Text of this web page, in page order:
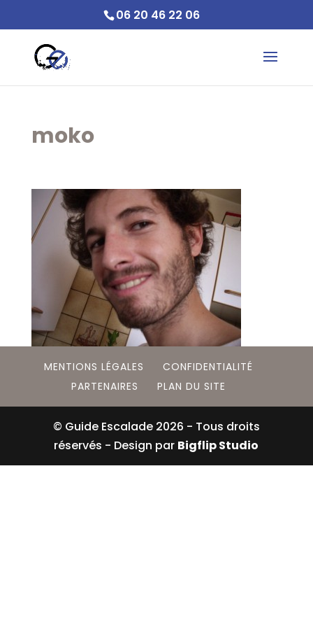
06 20 46 22 06
moko
MENTIONS LÉGALES
CONFIDENTIALITÉ
PARTENAIRES
PLAN DU SITE
© Guide Escalade 2026 - Tous droits
réservés - Design par Bigflip Studio